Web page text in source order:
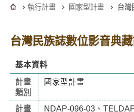
執行計畫 國家型計畫 台灣
台灣民族誌數位影音典
基本資料
計畫
類別
國家型計畫
計畫
NDAP-096-03、